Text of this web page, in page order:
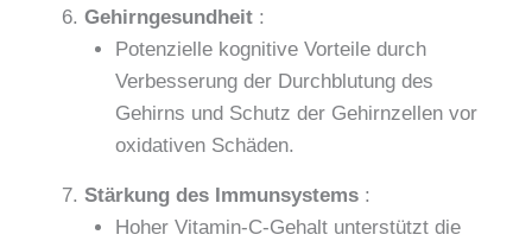
Gehirngesundheit :
Potenzielle kognitive Vorteile durch
Verbesserung der Durchblutung des
Gehirns und Schutz der Gehirnzellen vor
oxidativen Schäden.
Stärkung des Immunsystems :
Hoher Vitamin-C-Gehalt unterstützt die